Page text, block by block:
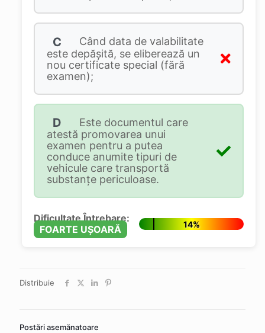
C
Când data de valabilitate
este depăşită, se eliberează un
nou certificate special (fără
examen);
D
Este documentul care
atestă promovarea unui
examen pentru a putea
conduce anumite tipuri de
vehicule care transportă
substanţe periculoase.
Dificultate Întrebare:
FOARTE UȘOARĂ
14%
Distribuie
Postări asemănatoare